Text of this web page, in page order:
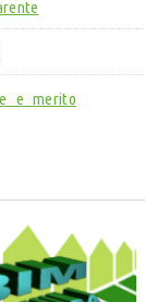
e merito